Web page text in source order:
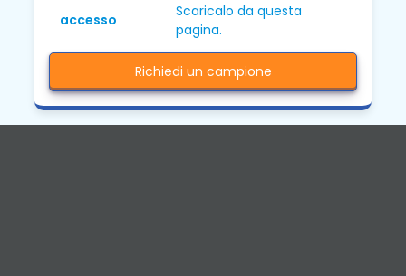
accesso
Scaricalo da questa
pagina.
Richiedi un campione